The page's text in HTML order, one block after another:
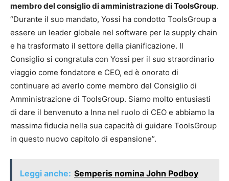
membro del consiglio di amministrazione di ToolsGroup.
“Durante il suo mandato, Yossi ha condotto ToolsGroup a
essere un leader globale nel software per la supply chain
e ha trasformato il settore della pianificazione. Il
Consiglio si congratula con Yossi per il suo straordinario
viaggio come fondatore e CEO, ed è onorato di
continuare ad averlo come membro del Consiglio di
Amministrazione di ToolsGroup. Siamo molto entusiasti
di dare il benvenuto a Inna nel ruolo di CEO e abbiamo la
massima fiducia nella sua capacità di guidare ToolsGroup
in questo nuovo capitolo di espansione”.
Leggi anche: Semperis nomina John Podboy